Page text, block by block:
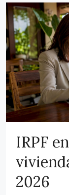
IRPF
2026